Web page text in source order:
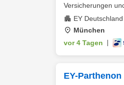
Versicherungen
EY Deutschland
München
vor 4 Tagen
EY-